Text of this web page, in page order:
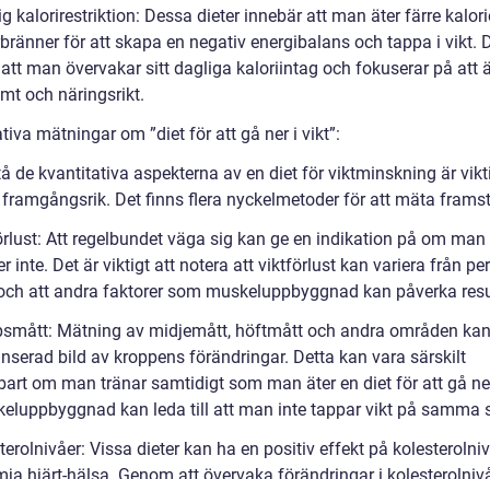
kalorirestriktion: Dessa dieter innebär att man äter färre
för att skapa en negativ energibalans och tappa i vikt.
man övervakar sitt dagliga kaloriintag och fokuserar på att
och näringsrikt.
mätningar om ”diet för att gå ner i vikt”:
de kvantitativa aspekterna av en diet för viktminskning är
Det finns flera nyckelmetoder för att mäta
Att regelbundet väga sig kan ge en indikation på om man
inte. Det är viktigt att notera att viktförlust kan variera från
att andra faktorer som muskeluppbyggnad kan påverka
Mätning av midjemått, höftmått och andra områden
bild av kroppens förändringar. Detta kan vara särskilt
om man tränar samtidigt som man äter en diet för att gå
kan leda till att man inte tappar vikt på samma
Vissa dieter kan ha en positiv effekt på